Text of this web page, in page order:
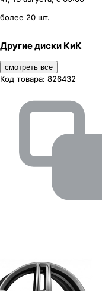
более 20 шт.
Другие диски КиК
смотреть все
Код товара: 826432